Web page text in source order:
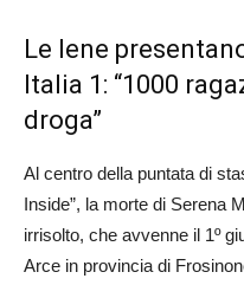
Le Iene
Italia 1: “1000
droga”
Al centro della puntata di
Inside”, la morte di Serena
irrisolto, che avvenne il 1º
Arce in provincia di